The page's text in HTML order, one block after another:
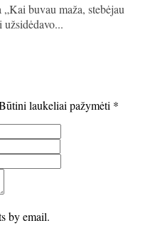
buvau maža, stebėjau
užsidėdavo...
laukeliai pažymėti *
by email.